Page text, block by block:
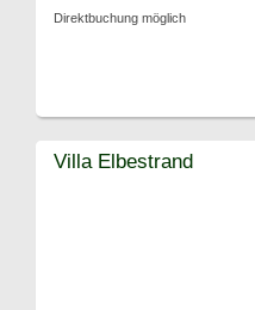
Direktbuchung möglich
Villa Elbestrand